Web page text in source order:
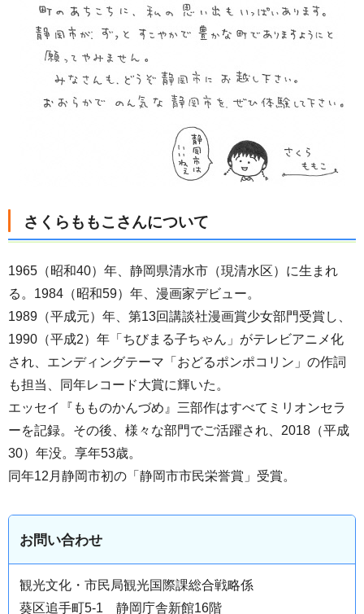
さくらももこさんについて
1965（昭和40）年、静岡県清水市（現清水区）に生まれ
る。1984（昭和59）年、漫画家デビュー。
1989（平成元）年、第13回講談社漫画賞少女部門受賞し、
1990（平成2）年「ちびまる子ちゃん」がテレビアニメ化
され、エンディングテーマ「おどるポンポコリン」の作詞
も担当、同年レコード大賞に輝いた。
エッセイ『もものかんづめ』三部作はすべてミリオンセラ
ーを記録。その後、様々な部門でご活躍され、2018（平成
30）年没。享年53歳。
同年12月静岡市初の「静岡市市民栄誉賞」受賞。
お問い合わせ
観光文化・市民局観光国際課総合戦略係
葵区追手町5-1 静岡庁舎新館16階